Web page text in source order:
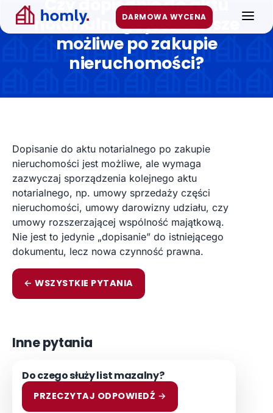
Przejdź
do
treści
DARMOWA WYCENA
FAQ
Artykuły
Czy dopisanie do aktu
notarialnego jest zawsze
możliwe po zakupie
nieruchomości?
Dopisanie do aktu notarialnego po zakupie
nieruchomości jest możliwe, ale wymaga
zazwyczaj sporządzenia kolejnego aktu
notarialnego, np. umowy sprzedaży części
nieruchomości, umowy darowizny udziału, czy
umowy rozszerzającej wspólność majątkową.
Nie jest to jedynie „dopisanie” do istniejącego
dokumentu, lecz nowa czynność prawna.
← WSZYSTKIE PYTANIA
Inne pytania
Do czego służy list mazalny?
PRZECZYTAJ ODPOWIEDŹ →